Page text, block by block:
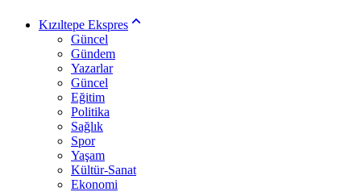
Kızıltepe Ekspres
Güncel
Gündem
Yazarlar
Güncel
Eğitim
Politika
Sağlık
Spor
Yaşam
Kültür-Sanat
Ekonomi